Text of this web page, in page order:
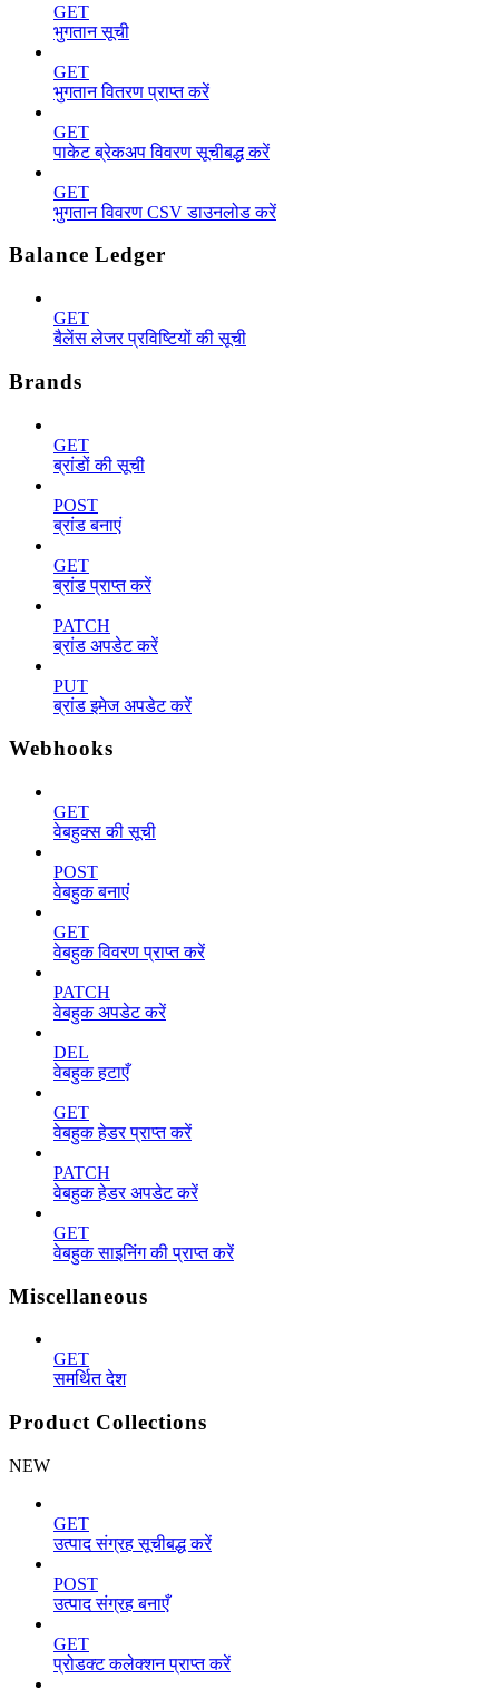
GET
भुगतान सूची
GET
भुगतान वितरण प्राप्त करें
GET
पाकेट ब्रेकअप विवरण सूचीबद्ध करें
GET
भुगतान विवरण CSV डाउनलोड करें
Balance Ledger
GET
बैलेंस लेजर प्रविष्टियों की सूची
Brands
GET
ब्रांडों की सूची
POST
ब्रांड बनाएं
GET
ब्रांड प्राप्त करें
PATCH
ब्रांड अपडेट करें
PUT
ब्रांड इमेज अपडेट करें
Webhooks
GET
वेबहुक्स की सूची
POST
वेबहुक बनाएं
GET
वेबहुक विवरण प्राप्त करें
PATCH
वेबहुक अपडेट करें
DEL
वेबहुक हटाएँ
GET
वेबहुक हेडर प्राप्त करें
PATCH
वेबहुक हेडर अपडेट करें
GET
वेबहुक साइनिंग की प्राप्त करें
Miscellaneous
GET
समर्थित देश
Product Collections
NEW
GET
उत्पाद संग्रह सूचीबद्ध करें
POST
उत्पाद संग्रह बनाएँ
GET
प्रोडक्ट कलेक्शन प्राप्त करें